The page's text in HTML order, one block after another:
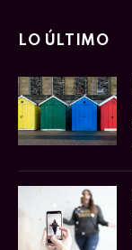
LO ÚLTIMO